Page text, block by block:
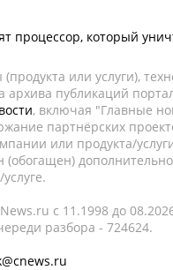
процессор, который
или услуги),
архива публикаций
, включая "Главные
партнёрских
или продукта/
c 11.1998 до
разбора - 724624.